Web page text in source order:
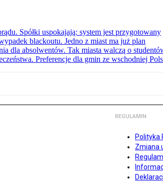
Spółki uspokajają: system jest przygotowany
blackoutu. Jedno z miast ma już plan
dla absolwentów. Tak miasta walczą o
Preferencje dla gmin ze wschodniej
REGULAMIN
Polityka
Zmiana